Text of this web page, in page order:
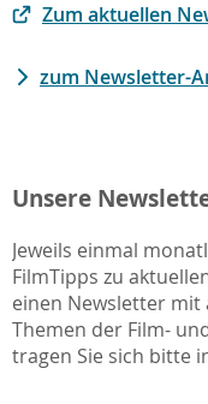
Zum aktuellen
zum Newsletter-
Unsere
Jeweils einmal
FilmTipps zu
einen Newsletter mit
Themen der Film-
tragen Sie sich bitte